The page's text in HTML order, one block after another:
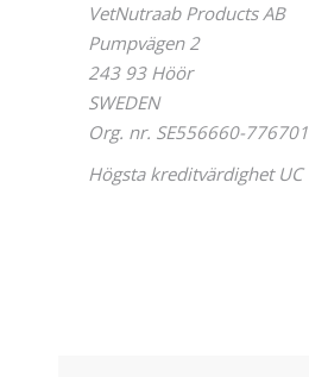
VetNutraab Products AB
Pumpvägen 2
243 93 Höör
SWEDEN
Org. nr. SE556660-776701
Högsta kreditvärdighet UC